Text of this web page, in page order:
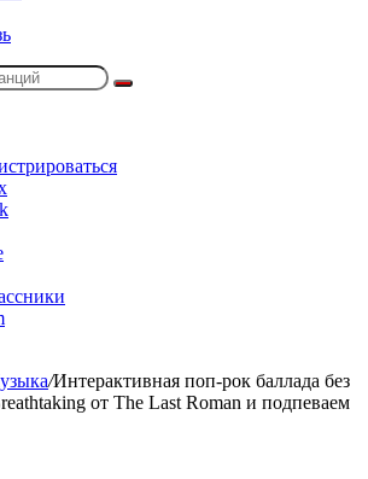
Поиск
/Интерактивная поп-рок баллада без
от The Last Roman и подпеваем